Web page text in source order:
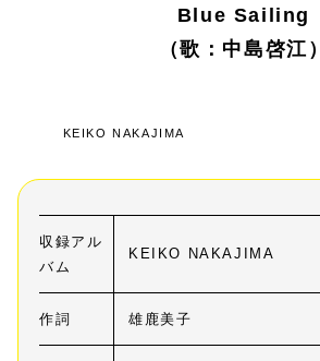
Blue Sailing
（歌：中島啓江）
KEIKO NAKAJIMA
収録アル
バム
KEIKO NAKAJIMA
作詞 雄鹿美子